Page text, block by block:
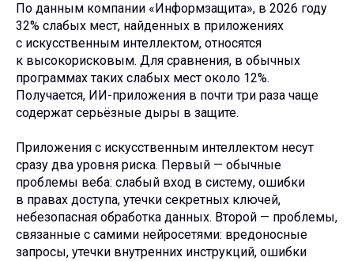
По данным компании «Информзащита», в 2026 году
32% слабых мест, найденных в приложениях
с искусственным интеллектом, относятся
к высокорисковым. Для сравнения, в обычных
программах таких слабых мест около 12%.
Получается, ИИ-приложения в почти три раза чаще
содержат серьёзные дыры в защите.
Приложения с искусственным интеллектом несут
сразу два уровня риска. Первый — обычные
проблемы веба: слабый вход в систему, ошибки
в правах доступа, утечки секретных ключей,
небезопасная обработка данных. Второй — проблемы,
связанные с самими нейросетями: вредоносные
запросы, утечки внутренних инструкций, ошибки